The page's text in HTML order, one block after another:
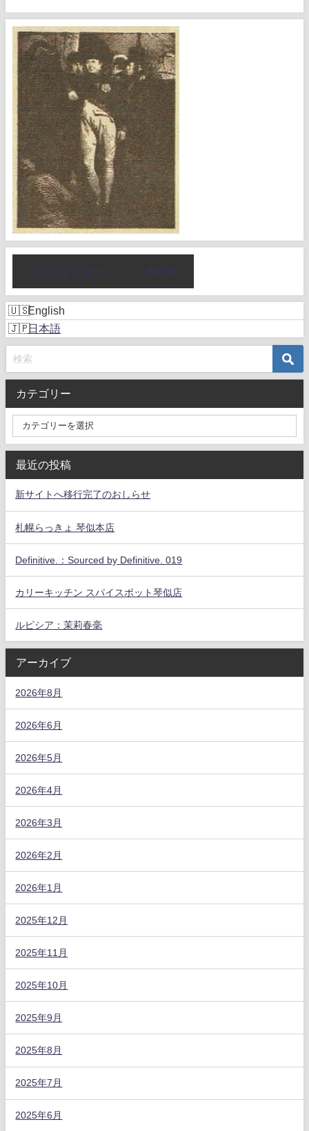
X（ツイッター） NOTE
English
日本語
カテゴリー
最近の投稿
新サイトへ移行完了のおしらせ
札幌らっきょ 琴似本店
Definitive.：Sourced by Definitive. 019
カリーキッチン スパイスポット琴似店
ルピシア：茉莉春毫
アーカイブ
2026年8月
2026年6月
2026年5月
2026年4月
2026年3月
2026年2月
2026年1月
2025年12月
2025年11月
2025年10月
2025年9月
2025年8月
2025年7月
2025年6月